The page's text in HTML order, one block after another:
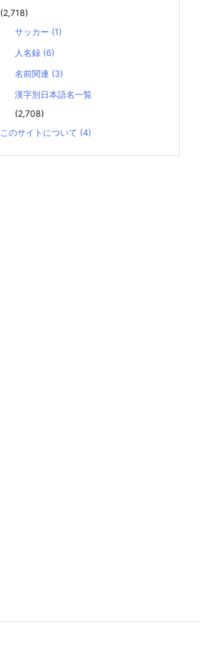
(2,718)
サッカー (1)
人名録 (6)
名前関連 (3)
漢字別日本語名一覧
(2,708)
このサイトについて (4)